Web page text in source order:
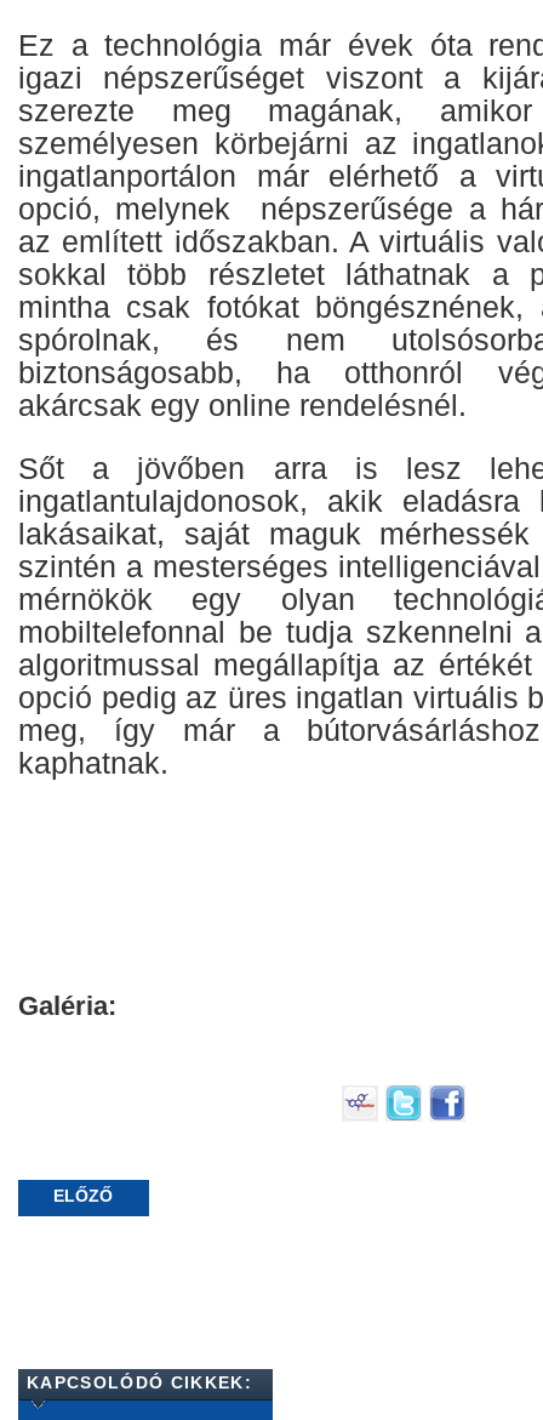
Ez a technológia már évek óta
igazi népszerűséget viszont a
szerezte meg magának,
személyesen körbejárni az
ingatlanportálon már elérhető a
opció, melynek népszerűsége a
az említett időszakban. A virtuális
sokkal több részletet láthatnak a
mintha csak fotókat
spórolnak, és nem
biztonságosabb, ha otthonról
akárcsak egy online rendelésnél.
Sőt a jövőben arra is lesz
ingatlantulajdonosok, akik eladásra
lakásaikat, saját maguk
szintén a mesterséges
mérnökök egy olyan
mobiltelefonnal be tudja szkennelni
algoritmussal megállapítja az
opció pedig az üres ingatlan virtuális
meg, így már a
kaphatnak.
Galéria:
ELŐZŐ
KAPCSOLÓDÓ CIKKEK: